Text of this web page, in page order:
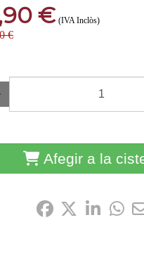
€ (IVA Inclòs)
€
Afegir a la